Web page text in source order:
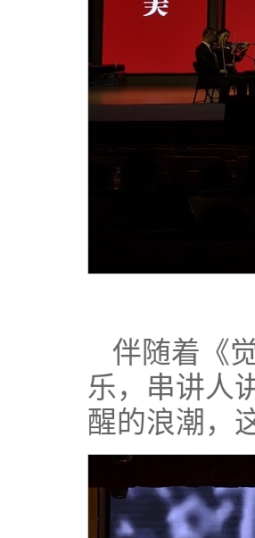
伴随着《
乐，串讲人
醒的浪潮，